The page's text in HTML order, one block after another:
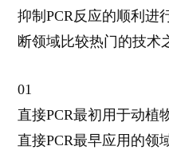
抑制PCR反应的顺利进
断领域比较热门的技术
01
直接PCR最初用于动植
直接PCR最早应用的领